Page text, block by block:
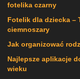
fotelika czarny
Fotelik dla dziecka –
ciemnoszary
Jak organizować
Najlepsze aplikacje
wieku